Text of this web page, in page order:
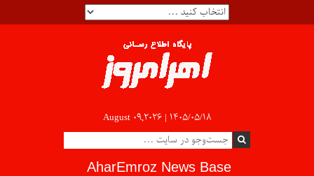
August 09,2026 | ۱۴۰۵/۰۵/۱۸
AharEmroz News Base